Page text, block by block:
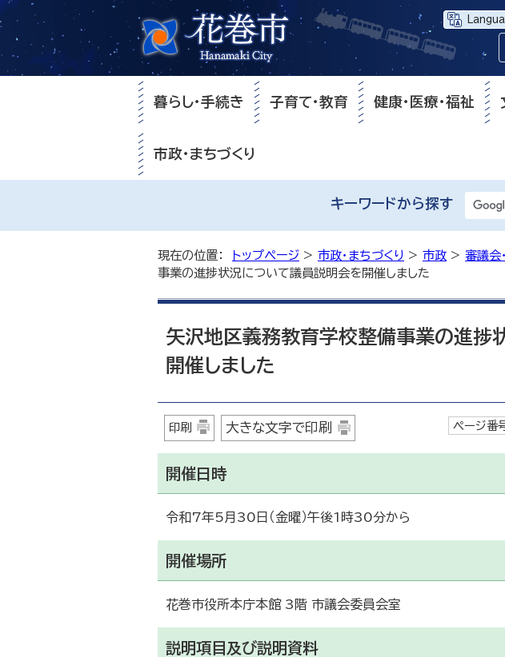
暮らし・手続き 子育て・教育 健康・医療・福祉
市政・まちづくり
キーワードから探す
現在の位置： トップページ > 市政・まちづくり > 市政 > 審議会
事業の進捗状況について議員説明会を開催しました
矢沢地区義務教育学校整備事業の進捗
開催しました
印刷 大きな文字で印刷 ページ
開催日時
令和7年5月30日（金曜）午後1時30分から
開催場所
花巻市役所本庁本館 3階 市議会委員会室
説明項目及び説明資料